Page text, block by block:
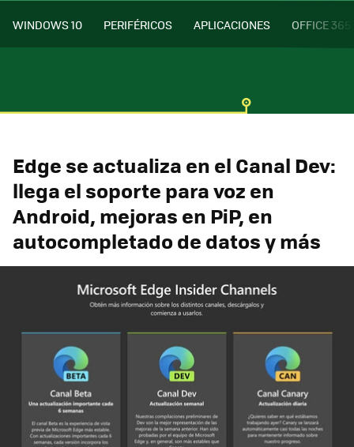
WINDOWS 10 PERIFÉRICOS APLICACIONES OFFICE 365
Edge se actualiza en el Canal Dev:
llega el soporte para voz en
Android, mejoras en PiP, en
autocompletado de datos y más